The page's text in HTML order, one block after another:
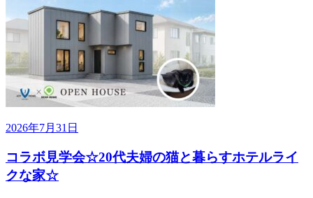
2026年7月31日
コラボ見学会☆20代夫婦の猫と暮らすホテルライ
クな家☆